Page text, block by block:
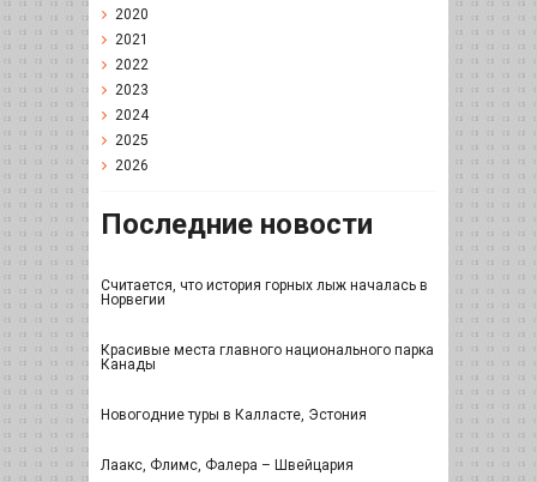
2020
2021
2022
2023
2024
2025
2026
Последние новости
Считается, что история горных лыж началась в
Норвегии
Красивые места главного национального парка
Канады
Новогодние туры в Калласте, Эстония
Лаакс, Флимс, Фалера – Швейцария